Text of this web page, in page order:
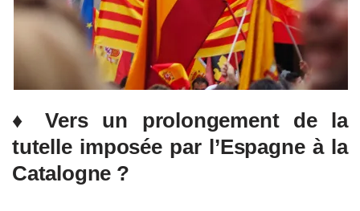
♦ Vers un prolongement de la
tutelle imposée par l’Espagne à la
Catalogne ?